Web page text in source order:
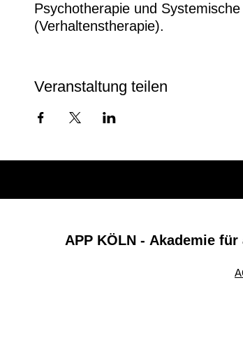
Psychotherapie und
(Verhaltenstherapie).
Veranstaltung teilen
APP KÖLN - Akademie für